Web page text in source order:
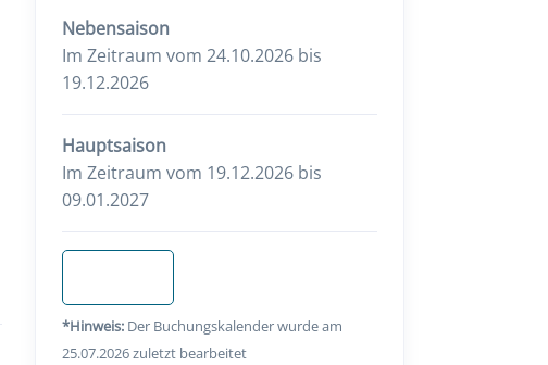
Nebensaison
Im Zeitraum vom 24.10.2026 bis
19.12.2026
Hauptsaison
Im Zeitraum vom 19.12.2026 bis
09.01.2027
*Hinweis: Der Buchungskalender wurde am
25.07.2026 zuletzt bearbeitet